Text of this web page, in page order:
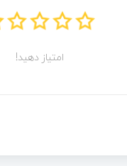
امتیاز دهید!